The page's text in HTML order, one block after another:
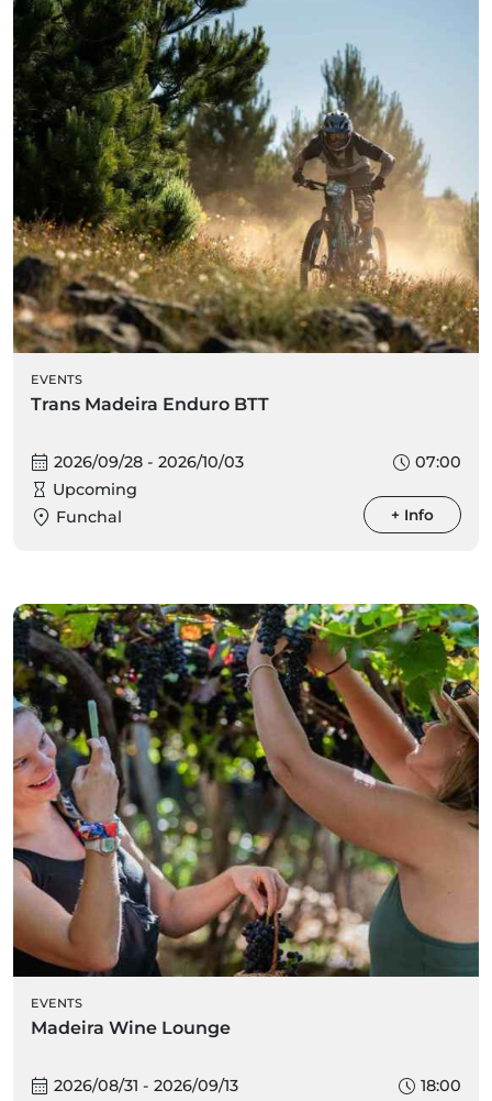
EVENTS
Trans Madeira Enduro BTT
2026/09/28 - 2026/10/03
07:00
Upcoming
Funchal
+ Info
EVENTS
Madeira Wine Lounge
2026/08/31 - 2026/09/13
18:00